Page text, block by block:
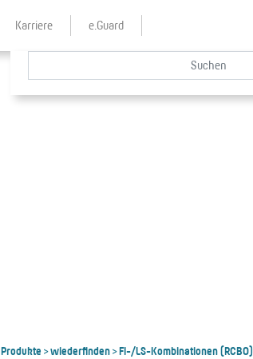
Karriere e.Guard
Produkte >wiederfinden>FI-/LS-Kombinationen (RCBO)